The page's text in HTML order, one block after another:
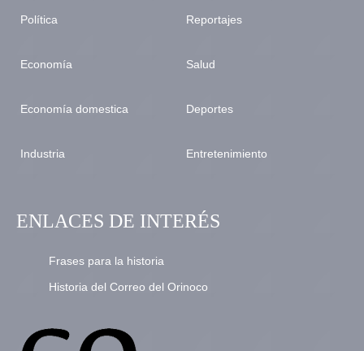
Política
Economía
Economía domestica
Industria
Reportajes
Salud
Deportes
Entretenimiento
ENLACES DE INTERÉS
Frases para la historia
Historia del Correo del Orinoco